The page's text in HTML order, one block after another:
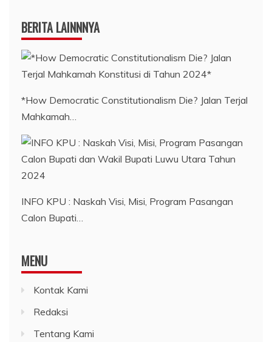
BERITA LAINNNYA
*How Democratic Constitutionalism Die? Jalan Terjal
Mahkamah…
INFO KPU : Naskah Visi, Misi, Program Pasangan
Calon Bupati…
MENU
Kontak Kami
Redaksi
Tentang Kami